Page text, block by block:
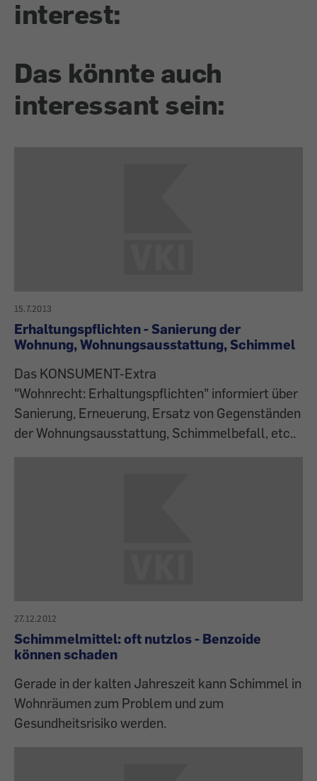
interest:
Das könnte auch
interessant sein:
15.7.2013
Erhaltungspflichten - Sanierung der
Wohnung, Wohnungsausstattung, Schimmel
Das KONSUMENT-Extra
"Wohnrecht: Erhaltungspflichten" informiert über
Sanierung, Erneuerung, Ersatz von Gegenständen
der Wohnungsausstattung, Schimmelbefall, etc..
27.12.2012
Schimmelmittel: oft nutzlos - Benzoide
können schaden
Gerade in der kalten Jahreszeit kann Schimmel in
Wohnräumen zum Problem und zum
Gesundheitsrisiko werden.